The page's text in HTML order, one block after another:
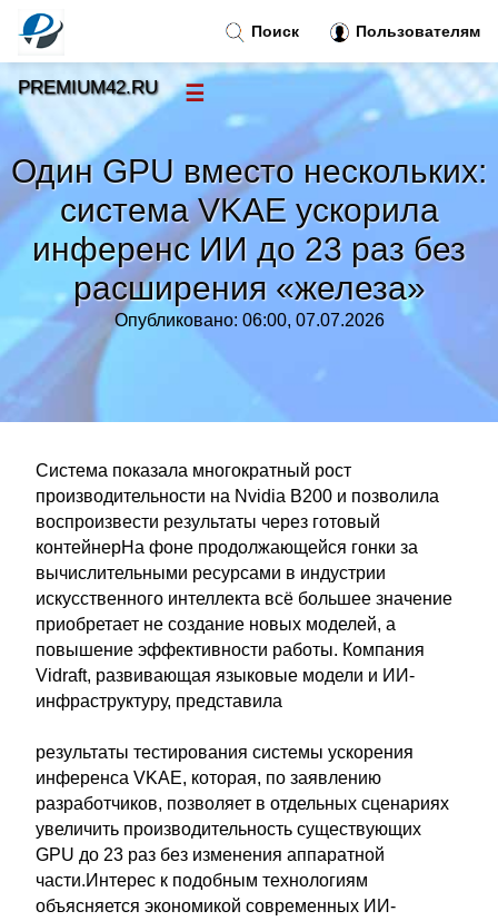
Один GPU вместо нескольких:
система VKAE ускорила
инференс ИИ до 23 раз без
расширения «железа»
Опубликовано: 06:00, 07.07.2026
Система показала многократный рост
производительности на Nvidia B200 и позволила
воспроизвести результаты через готовый
контейнерНа фоне продолжающейся гонки за
вычислительными ресурсами в индустрии
искусственного интеллекта всё большее значение
приобретает не создание новых моделей, а
повышение эффективности работы. Компания
Vidraft, развивающая языковые модели и ИИ-
инфраструктуру, представила
результаты тестирования системы ускорения
инференса VKAE, которая, по заявлению
разработчиков, позволяет в отдельных сценариях
увеличить производительность существующих
GPU до 23 раз без изменения аппаратной
части.Интерес к подобным технологиям
объясняется экономикой современных ИИ-
Поиск Пользователям
PREMIUM42.RU ☰
Тренды новостей »
Рубрики»
Правила »